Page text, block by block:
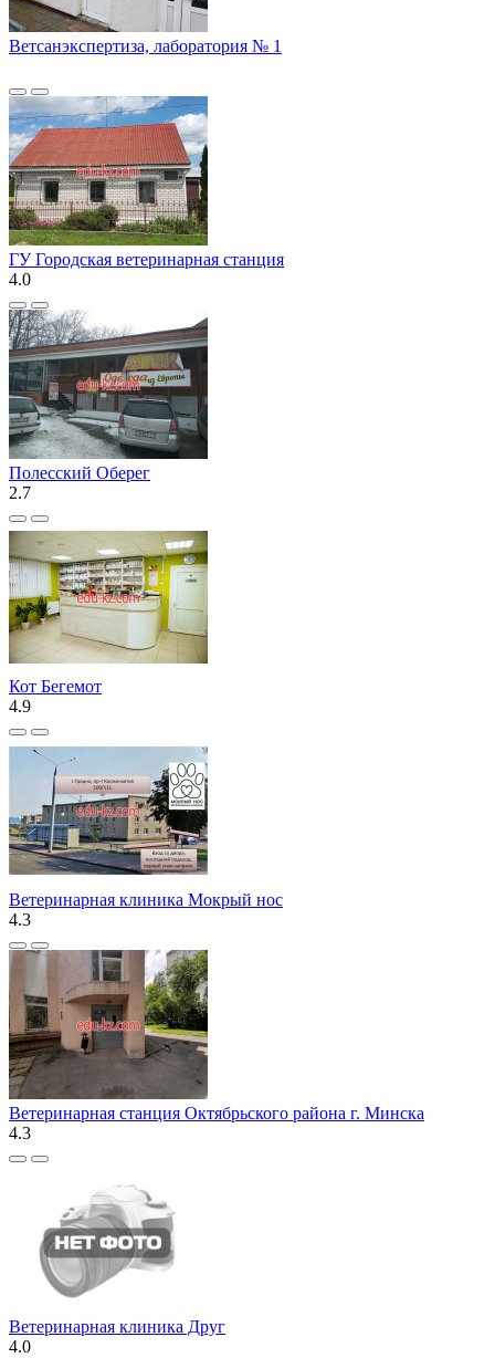
Ветсанэкспертиза, лаборатория № 1
ГУ Городская ветеринарная станция
4.0
Полесский Оберег
2.7
Кот Бегемот
4.9
Ветеринарная клиника Мокрый нос
4.3
Ветеринарная станция Октябрьского района г. Минска
4.3
Ветеринарная клиника Друг
4.0